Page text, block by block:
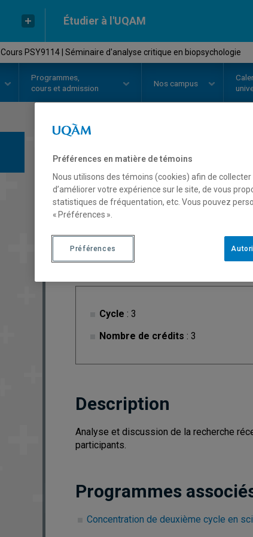
Étudier à l'UQAM
Cours PSY9114 | Séminaire d'analyse critique en biopsychologie
Programmes,
cours et admission
Nos campus
COURS// PSY9114
Cycle : 3
Nombre de crédits : 3
Description
Analyse et discussion de la recherche
participants.
Programmes
Concentration de deuxième cycle en
Préférences en matière de témoins
Nous utilisons des témoins (cookies) afin de
d’améliorer votre expérience sur le site, de vous
statistiques de fréquentation, etc. Vous pouvez
« Préférences ».
Préférences